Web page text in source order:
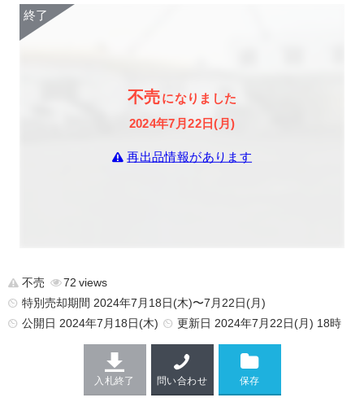
不売になりました
2024年7月22日(月)
再出品情報があります
不売
72
特別売却期間 2024年7月18日(木)〜7月22日(月)
公開日 2024年7月18日(木) 更新日 2024年7月22日(月) 18時
入札終了 問い合わせ